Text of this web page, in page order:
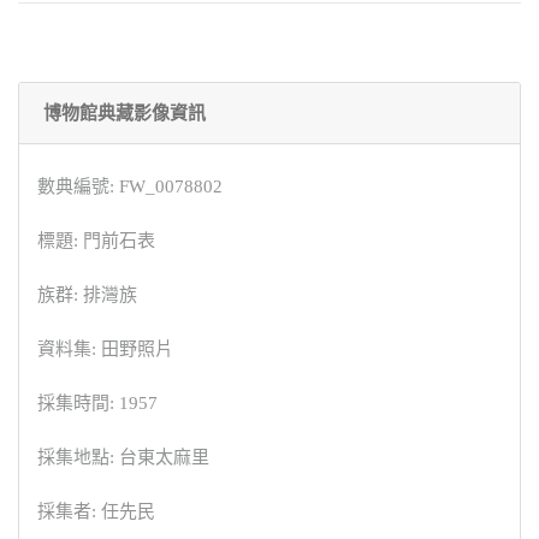
博物館典藏影像資訊
數典編號: FW_0078802
標題: 門前石表
族群: 排灣族
資料集: 田野照片
採集時間: 1957
採集地點: 台東太麻里
採集者: 任先民